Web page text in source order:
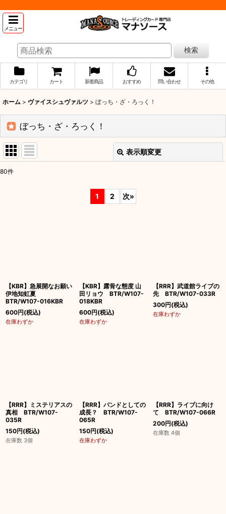
メニュー
検索
カテゴリ カート 新着商品 おすすめ 問い合わせ その他
ホーム > ヴァイスシュヴァルツ > ぼっち・ざ・ろっく！
ぼっち・ざ・ろっく！
表示順変更
80件
1 2 次»
【KBR】急展開なお願い
伊地知虹夏
BTR/W107-016KBR
600円(税込)
在庫わずか
【KBR】露骨な態度 山
田リョウ BTR/W107-
018KBR
600円(税込)
在庫わずか
【RRR】武道館ライブの
先 BTR/W107-033R
300円(税込)
在庫わずか
【RRR】ミステリアスの
真相 BTR/W107-
035R
150円(税込)
在庫数 3個
【RRR】バンドとしての
成長？ BTR/W107-
065R
150円(税込)
在庫わずか
【RRR】ライブに向け
て BTR/W107-066R
200円(税込)
在庫数 4個